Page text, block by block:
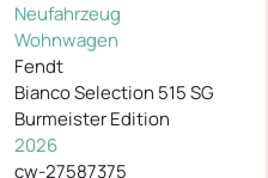
Neufahrzeug
Wohnwagen
Fendt
Bianco Selection 515 SG
Burmeister Edition
2026
cw-27587375